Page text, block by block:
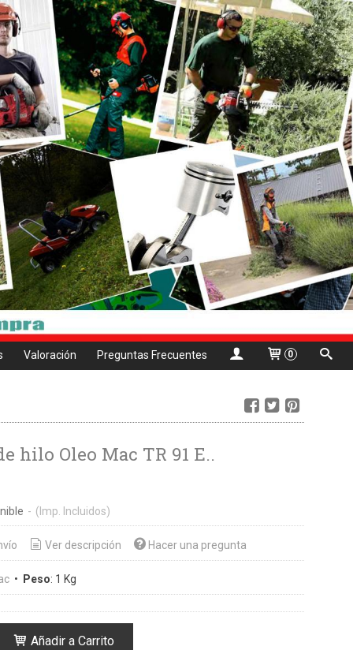
Valoración Preguntas Frecuentes 0
hilo Oleo Mac TR 91 E..
- (Imp. Incluidos)
Ver descripción Hacer una pregunta
• Peso: 1 Kg
Añadir a Carrito